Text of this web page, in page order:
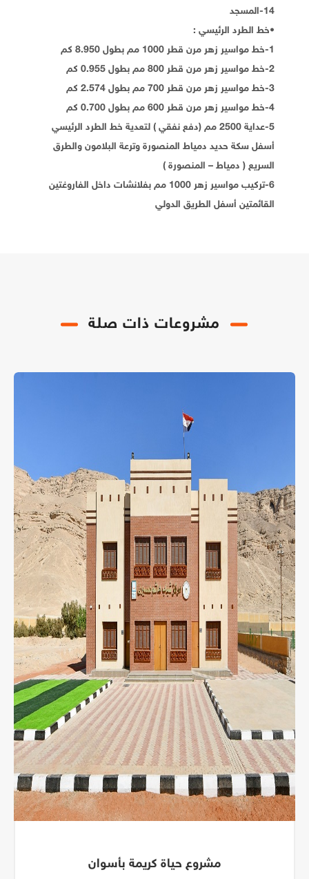
14-المسجد
•خط الطرد الرئيسي :
1-خط مواسير زهر مرن قطر 1000 مم بطول 8.950 كم
2-خط مواسير زهر مرن قطر 800 مم بطول 0.955 كم
3-خط مواسير زهر مرن قطر 700 مم بطول 2.574 كم
4-خط مواسير زهر مرن قطر 600 مم بطول 0.700 كم
5-عداية 2500 مم (دفع نفقي ) لتعدية خط الطرد الرئيسي
أسفل سكة حديد دمياط المنصورة وترعة البلامون والطرق
السريع ( دمياط – المنصورة )
6-تركيب مواسير زهر 1000 مم بفلانشات داخل الفاروغتين
القائمتين أسفل الطريق الدولي
مشروعات ذات صلة
مشروع حياة كريمة بأسوان